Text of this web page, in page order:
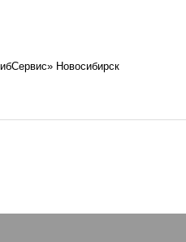
Новосибирск